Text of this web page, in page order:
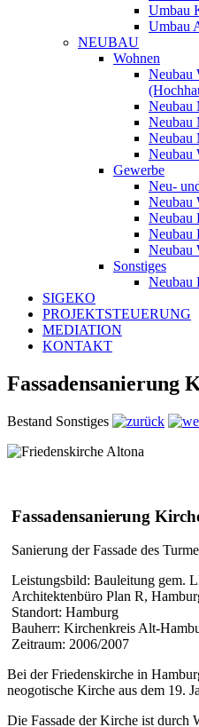
Umbau
Umbau
NEUBAU
Wohnen
Neubau
Neubau
Neubau
Neubau
Neubau
Gewerbe
Neu-
Neubau
Neubau
Neubau
Neubau
Sonstiges
Neubau
SIGEKO
PROJEKTSTEUERUNG
MEDIATION
KONTAKT
Fassadensanierung
Bestand Sonstiges
Fassadensanierung
Sanierung der Fassade des
Leistungsbild: Bauleitung gem.
Architektenbüro Plan R,
Standort: Hamburg
Bauherr: Kirchenkreis Alt-
Zeitraum: 2006/2007
Bei der Friedenskirche in
neogotische Kirche aus dem 19.
Die Fassade der Kirche ist durch